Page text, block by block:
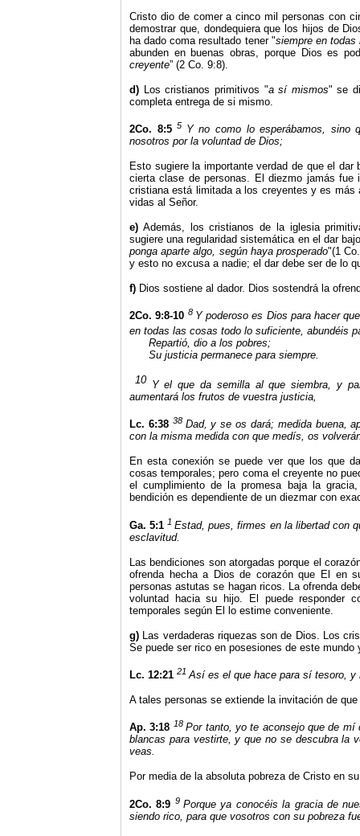
Cristo dio de comer a cinco mil personas con
demostrar que, dondequiera que los hijos de
ha dado coma resultado tener "siempre en
abunden en buenas obras, porque Dios es
creyente” (2 Co. 9:8).
d) Los cristianos primitivos "a sí mismos" se
completa entrega de si mismo.
2Co. 8:55 Y no como lo esperábamos, sino
nosotros por la voluntad de Dios;
Esto sugiere la importante verdad de que el
cierta clase de personas. El diezmo jamás
cristiana está limitada a los creyentes y es más
vidas al Señor.
e) Además, los cristianos de la iglesia
sugiere una regularidad sistemática en el dar
ponga aparte algo, según haya prosperado"(1
y esto no excusa a nadie; el dar debe ser de lo
f) Dios sostiene al dador. Dios sostendrá la
2Co. 9:8-10 8 Y poderoso es Dios para hacer
en todas las cosas todo lo suficiente, abundéis
Repartió, dio a los pobres;
Su justicia permanece para siempre.
10 Y el que da semilla al que siembra, y
aumentará los frutos de vuestra justicia,
Lc. 6:38 38 Dad, y se os dará; medida buena,
con la misma medida con que medís, os
En esta conexión se puede ver que los que
cosas temporales; pero coma el creyente no
el cumplimiento de la promesa baja la
bendición es dependiente de un diezmar con
Ga. 5:11 Estad, pues, firmes en la libertad con
esclavitud.
Las bendiciones son atorgadas porque el
ofrenda hecha a Dios de corazón que El en
personas astutas se hagan ricos. La ofrenda
voluntad hacia su hijo. El puede responder
temporales según El lo estime conveniente.
g) Las verdaderas riquezas son de Dios. Los
Se puede ser rico en posesiones de este
Lc. 12:21 21 Así es el que hace para sí tesoro, y
A tales personas se extiende la invitación de
Ap. 3:18 18 Por tanto, yo te aconsejo que de mí
blancas para vestirte, y que no se descubra la
veas.
Por media de la absoluta pobreza de Cristo en
2Co. 8:9 9 Porque ya conocéis la gracia de
siendo rico, para que vosotros con su pobreza